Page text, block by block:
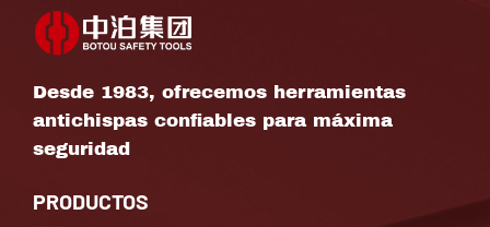
Desde 1983, ofrecemos herramientas
antichispas confiables para máxima
seguridad
PRODUCTOS